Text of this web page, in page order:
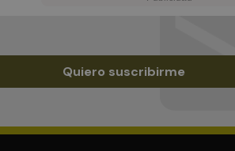
Quiero suscribirme